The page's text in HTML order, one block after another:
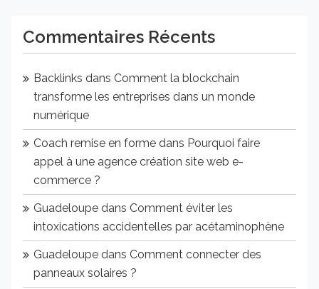
Commentaires Récents
Backlinks dans Comment la blockchain
transforme les entreprises dans un monde
numérique
Coach remise en forme dans Pourquoi faire
appel à une agence création site web e-
commerce ?
Guadeloupe dans Comment éviter les
intoxications accidentelles par acétaminophène
Guadeloupe dans Comment connecter des
panneaux solaires ?